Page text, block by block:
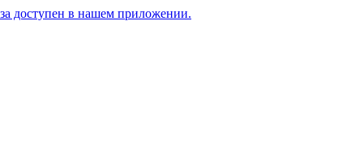
доступен в нашем приложении.